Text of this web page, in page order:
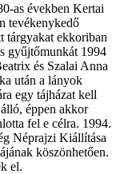
as években Kertai
tevékenykedő
tárgyakat ekkoriban
gyűjtőmunkát 1994
és Szalai Anna
után a lányok
egy tájházat kell
éppen akkor
fel e célra. 1994.
Néprajzi Kiállítása
köszönhetően.
el.